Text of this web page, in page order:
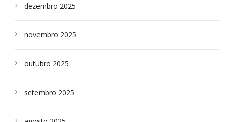
dezembro 2025
novembro 2025
outubro 2025
setembro 2025